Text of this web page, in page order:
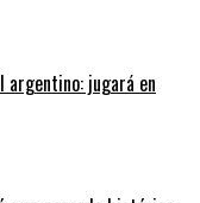
argentino: jugará en